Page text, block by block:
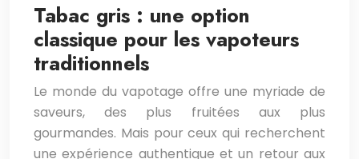
Tabac gris : une option
classique pour les vapoteurs
traditionnels
Le monde du vapotage offre une myriade de
saveurs, des plus fruitées aux plus
gourmandes. Mais pour ceux qui recherchent
une expérience authentique et un retour aux